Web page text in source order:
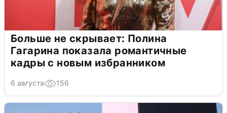
Больше не скрывает: Полина
Гагарина показала романтичные
кадры с новым избранником
6 августа 156